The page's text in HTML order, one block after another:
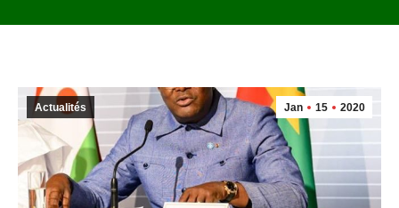
Jan 15 2020
Actualités